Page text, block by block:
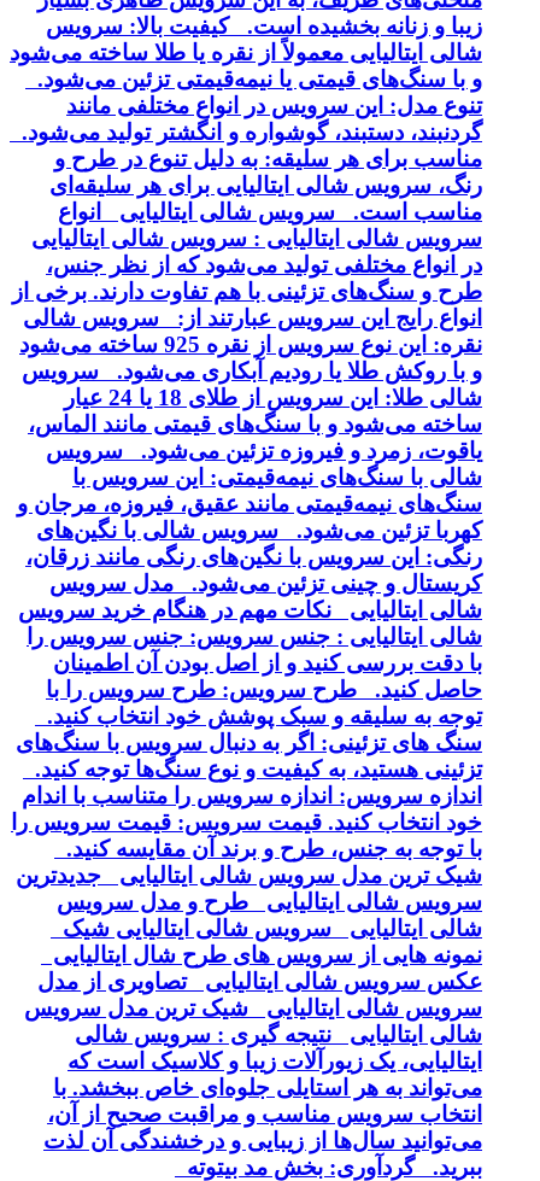
زیبا و زنانه بخشیده است. کیفیت بالا: سرویس
شالی ایتالیایی معمولاً از نقره یا طلا ساخته می‌شود
و با سنگ‌های قیمتی یا نیمه‌قیمتی تزئین می‌شود.
تنوع مدل: این سرویس در انواع مختلفی مانند
گردنبند، دستبند، گوشواره و انگشتر تولید می‌شود.
مناسب برای هر سلیقه: به دلیل تنوع در طرح و
رنگ، سرویس شالی ایتالیایی برای هر سلیقه‌ای
مناسب است. سرویس شالی ایتالیایی انواع
سرویس شالی ایتالیایی : سرویس شالی ایتالیایی
در انواع مختلفی تولید می‌شود که از نظر جنس،
طرح و سنگ‌های تزئینی با هم تفاوت دارند. برخی از
انواع رایج این سرویس عبارتند از: سرویس شالی
نقره: این نوع سرویس از نقره 925 ساخته می‌شود
و با روکش طلا یا رودیم آبکاری می‌شود. سرویس
شالی طلا: این سرویس از طلای 18 یا 24 عیار
ساخته می‌شود و با سنگ‌های قیمتی مانند الماس،
یاقوت، زمرد و فیروزه تزئین می‌شود. سرویس
شالی با سنگ‌های نیمه‌قیمتی: این سرویس با
سنگ‌های نیمه‌قیمتی مانند عقیق، فیروزه، مرجان و
کهربا تزئین می‌شود. سرویس شالی با نگین‌های
رنگی: این سرویس با نگین‌های رنگی مانند زرقان،
کریستال و چینی تزئین می‌شود. مدل سرویس
شالی ایتالیایی نکات مهم در هنگام خرید سرویس
شالی ایتالیایی : جنس سرویس: جنس سرویس را
با دقت بررسی کنید و از اصل بودن آن اطمینان
حاصل کنید. طرح سرویس: طرح سرویس را با
توجه به سلیقه و سبک پوشش خود انتخاب کنید.
سنگ های تزئینی: اگر به دنبال سرویس با سنگ‌های
تزئینی هستید، به کیفیت و نوع سنگ‌ها توجه کنید.
اندازه سرویس: اندازه سرویس را متناسب با اندام
خود انتخاب کنید. قیمت سرویس: قیمت سرویس را
با توجه به جنس، طرح و برند آن مقایسه کنید.
شیک ترین مدل سرویس شالی ایتالیایی جدیدترین
سرویس شالی ایتالیایی طرح و مدل سرویس
شالی ایتالیایی سرویس شالی ایتالیایی شیک
نمونه هایی از سرویس های طرح شال ایتالیایی
عکس سرویس شالی ایتالیایی تصاویری از مدل
سرویس شالی ایتالیایی شیک ترین مدل سرویس
شالی ایتالیایی نتیجه گیری : سرویس شالی
ایتالیایی، یک زیورآلات زیبا و کلاسیک است که
می‌تواند به هر استایلی جلوه‌ای خاص ببخشد. با
انتخاب سرویس مناسب و مراقبت صحیح از آن،
می‌توانید سال‌ها از زیبایی و درخشندگی آن لذت
ببرید. گردآوری: بخش مد بیتوته